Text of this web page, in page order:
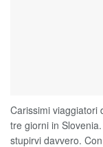
Carissimi viaggiatori
tre giorni in
stupirvi davvero.